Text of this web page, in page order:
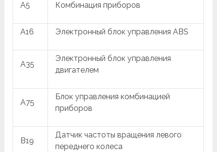
A5 Комбинация приборов
A16 Электронный блок управления ABS
A35
Электронный блок управления
двигателем
A75
Блок управления комбинацией
приборов
B19
Датчик частоты вращения левого
переднего колеса